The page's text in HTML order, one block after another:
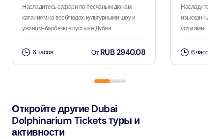
Насладитесь сафари по песчаным дюнам,
катанием на верблюдах, культурными шоу и
ужином-барбекю в пустыне Дубая.
6 часов ОтRUB 2940.08
Насладитесь
изысканным
услугами.
6 часов
Откройте другие Dubai
Dolphinarium Tickets туры и
активности